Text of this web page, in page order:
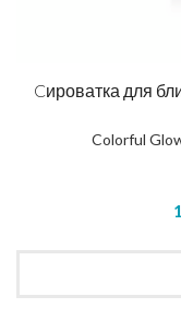
Cироватка для
Colorful